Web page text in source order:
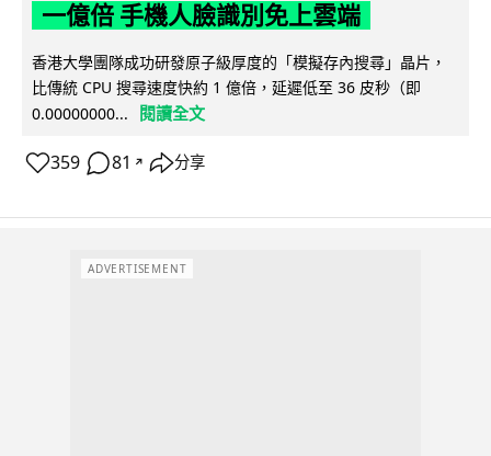
一億倍 手機人臉識別免上雲端
香港大學團隊成功研發原子級厚度的「模擬存內搜尋」晶片，
比傳統 CPU 搜尋速度快約 1 億倍，延遲低至 36 皮秒（即
0.00000000...
閱讀全文
359 81 ↗ 分享
ADVERTISEMENT